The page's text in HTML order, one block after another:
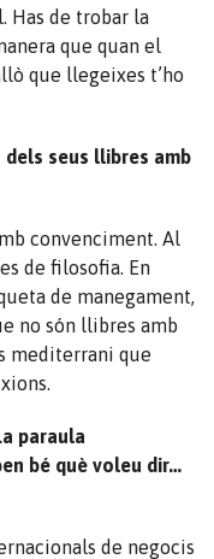
Has de trobar la
que quan el
que llegeixes t’ho
seus llibres amb
convenciment. Al
de filosofia. En
de manegament,
no són llibres amb
mediterrani que
paraula
bé què voleu dir…
de negocis